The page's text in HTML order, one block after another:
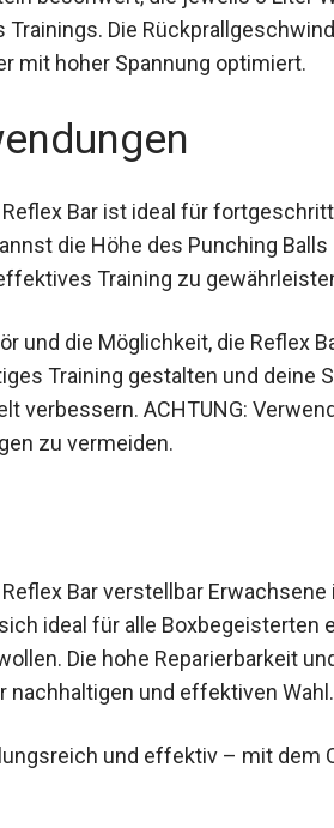
Die
mit hoher Spannung optimiert.
Reflex Bar ist ideal für
die Höhe des Punching
Training zu
und die Möglichkeit, die Reflex
Training gestalten und deine
verbessern. ACHTUNG:
zu vermeiden.
Reflex Bar verstellbar
ideal für alle Boxbegeisterten
wollen. Die hohe
zu einer nachhaltigen und
und effektiv – mit dem